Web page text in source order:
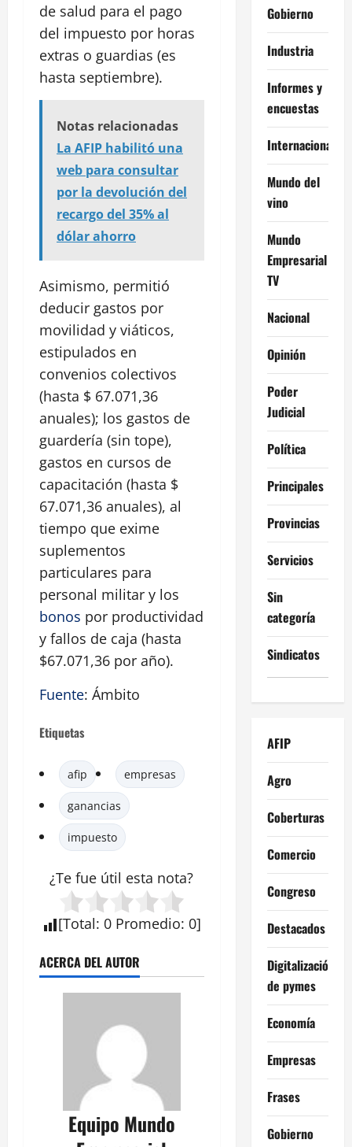
de salud para el pago
del impuesto por horas
extras o guardias (es
hasta septiembre).
Notas relacionadas
La AFIP habilitó una
web para consultar
por la devolución del
recargo del 35% al
dólar ahorro
Asimismo, permitió
deducir gastos por
movilidad y viáticos,
estipulados en
convenios colectivos
(hasta $ 67.071,36
anuales); los gastos de
guardería (sin tope),
gastos en cursos de
capacitación (hasta $
67.071,36 anuales), al
tiempo que exime
suplementos
particulares para
personal militar y los
bonos por productividad
y fallos de caja (hasta
$67.071,36 por año).
Fuente: Ámbito
Etiquetas
afip empresas
ganancias
impuesto
¿Te fue útil esta nota?
[Total: 0 Promedio: 0]
ACERCA DEL AUTOR
Equipo Mundo
Gobierno
Industria
Informes y
encuestas
Internacional
Mundo del
vino
Mundo
Empresarial
TV
Nacional
Opinión
Poder
Judicial
Política
Principales
Provincias
Servicios
Sin
categoría
Sindicatos
AFIP
Agro
Coberturas
Comercio
Congreso
Destacados
Digitalización
de pymes
Economía
Empresas
Frases
Gobierno